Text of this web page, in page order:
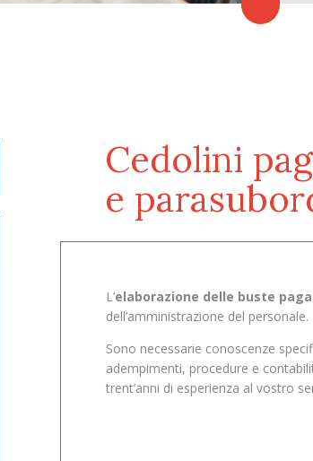
Cedolini
e
L’elaborazione delle buste paga
dell’amministrazione del personale.
Sono necessarie conoscenze
adempimenti, procedure e
trent’anni di esperienza al vostro